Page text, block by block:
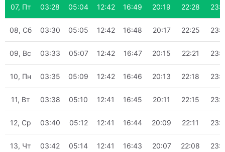
07, Пт 03:28 05:04 12:42 16:49 20:19 22:28
08, Сб 03:30 05:05 12:42 16:48 20:17 22:25
09, Вс 03:33 05:07 12:42 16:47 20:15 22:21
10, Пн 03:35 05:09 12:42 16:46 20:13 22:18
11, Вт 03:38 05:10 12:41 16:45 20:11 22:15
12, Ср 03:40 05:12 12:41 16:44 20:09 22:11
13, Чт 03:42 05:14 12:41 16:43 20:07 22:08